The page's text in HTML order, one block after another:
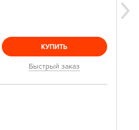
КУПИТЬ
Быстрый заказ